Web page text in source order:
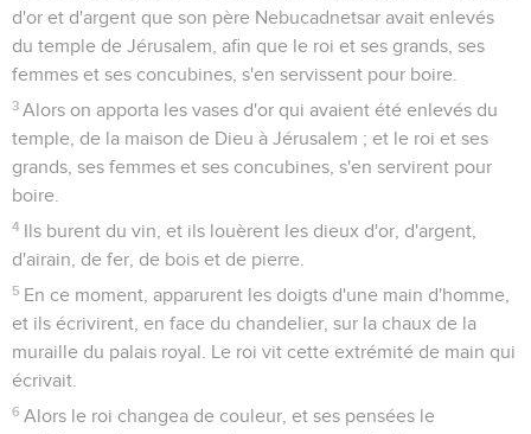
d'or et d'argent que son père Nebucadnetsar avait enlevés
du temple de Jérusalem, afin que le roi et ses grands, ses
femmes et ses concubines, s'en servissent pour boire.
3 Alors on apporta les vases d'or qui avaient été enlevés du
temple, de la maison de Dieu à Jérusalem ; et le roi et ses
grands, ses femmes et ses concubines, s'en servirent pour
boire.
4 Ils burent du vin, et ils louèrent les dieux d'or, d'argent,
d'airain, de fer, de bois et de pierre.
5 En ce moment, apparurent les doigts d'une main d'homme,
et ils écrivirent, en face du chandelier, sur la chaux de la
muraille du palais royal. Le roi vit cette extrémité de main qui
écrivait.
6 Alors le roi changea de couleur, et ses pensées le